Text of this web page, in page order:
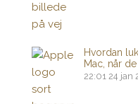
Hvordan
Mac, når
22:01 24 jan